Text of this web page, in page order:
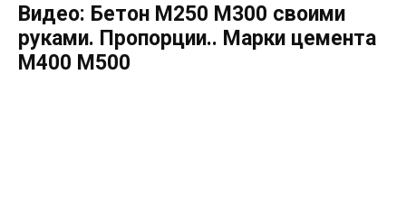
Видео: Бетон М250 М300 своими
руками. Пропорции.. Марки цемента
М400 М500